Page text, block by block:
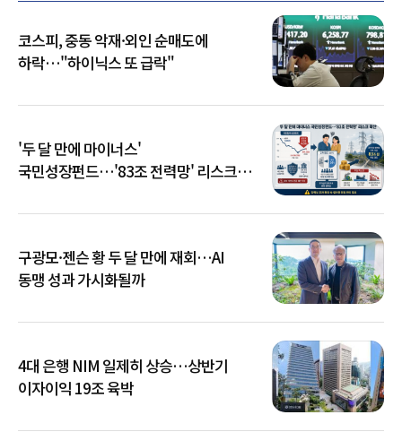
코스피, 중동 악재·외인 순매도에
하락…"하이닉스 또 급락"
'두 달 만에 마이너스'
국민성장펀드…'83조 전력망' 리스크
구광모·젠슨 황 두 달 만에 재회…AI
동맹 성과 가시화될까
4대 은행 NIM 일제히 상승…상반기
이자이익 19조 육박